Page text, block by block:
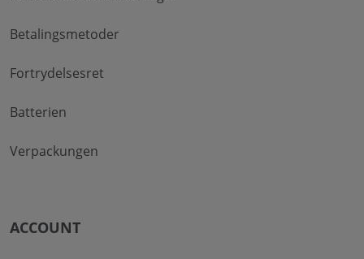
Betalingsmetoder
Fortrydelsesret
Batterien
Verpackungen
ACCOUNT